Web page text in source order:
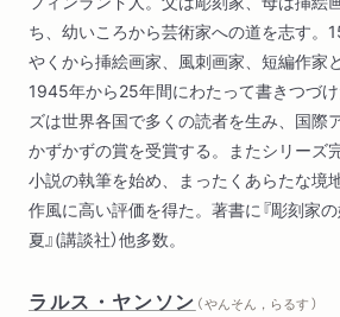
ち、幼いころから芸術家への道を志す。
やくから挿絵画家、風刺画家、短編作家
1945年から25年間にわたって書きつづけ
ズは世界各国で多くの読者を生み、国際
かずかずの賞を受賞する。またシリーズ
小説の執筆を始め、まったくあらたな境
作風に高い評価を得た。著書に『彫刻家の
夏』(講談社）他多数。
ラルス・ヤンソン （ やんそん，らるす ）